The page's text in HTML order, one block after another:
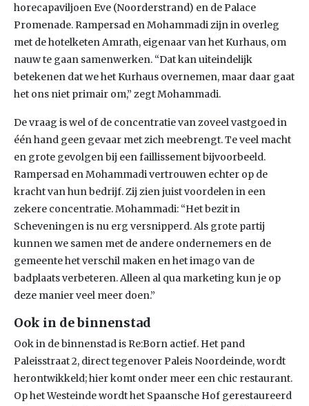
horecapaviljoen Eve (Noorderstrand) en de Palace
Promenade. Rampersad en Mohammadi zijn in overleg
met de hotelketen Amrath, eigenaar van het Kurhaus, om
nauw te gaan samenwerken. “Dat kan uiteindelijk
betekenen dat we het Kurhaus overnemen, maar daar gaat
het ons niet primair om,” zegt Mohammadi.
De vraag is wel of de concentratie van zoveel vastgoed in
één hand geen gevaar met zich meebrengt. Te veel macht
en grote gevolgen bij een faillissement bijvoorbeeld.
Rampersad en Mohammadi vertrouwen echter op de
kracht van hun bedrijf. Zij zien juist voordelen in een
zekere concentratie. Mohammadi: “Het bezit in
Scheveningen is nu erg versnipperd. Als grote partij
kunnen we samen met de andere ondernemers en de
gemeente het verschil maken en het imago van de
badplaats verbeteren. Alleen al qua marketing kun je op
deze manier veel meer doen.”
Ook in de binnenstad
Ook in de binnenstad is Re:Born actief. Het pand
Paleisstraat 2, direct tegenover Paleis Noordeinde, wordt
herontwikkeld; hier komt onder meer een chic restaurant.
Op het Westeinde wordt het Spaansche Hof gerestaureerd